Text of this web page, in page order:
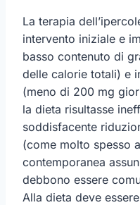
La terapia
intervento iniziale e
basso contenuto di
delle calorie totali) e
(meno di 200 mg
la dieta risultasse
soddisfacente
(come molto spesso
contemporanea
debbono essere
Alla dieta deve